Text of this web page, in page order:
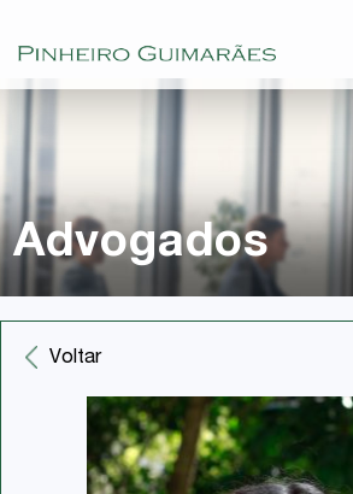
Advogados
Voltar